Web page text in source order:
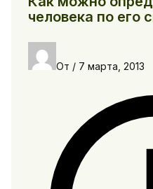
человека по его
От / 7 марта, 2013